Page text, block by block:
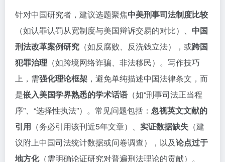
针对中国研究者，建议选题聚焦中美刑事司法制度比较
（如认罪认罚从宽制度与美国辩诉交易的对比）、 中国
刑法改革案例研究 （如反腐败、反洗钱立法），或跨国
犯罪治理 （如跨境网络诈骗、非法移民）。写作技巧
上，需强化理论框架 ，避免单纯描述中国法律条文，而
是嵌入美国学界熟悉的学术话语 （如“刑事司法正当程
序”、“选择性执法”）。常见问题包括： 忽视英文文献的
引用 （务必引用该刊近5年文章）、 实证数据缺失 （建
议附上中国司法统计数据或问卷调查），以及论点过于
地方化（需明确论证研究对普遍刑法理论的贡献）。